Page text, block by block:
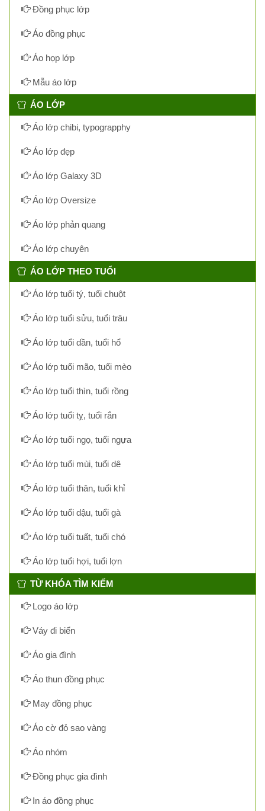
Đồng phục lớp
Áo đồng phục
Áo họp lớp
Mẫu áo lớp
ÁO LỚP
Áo lớp chibi, typograpphy
Áo lớp đẹp
Áo lớp Galaxy 3D
Áo lớp Oversize
Áo lớp phản quang
Áo lớp chuyên
ÁO LỚP THEO TUỔI
Áo lớp tuổi tý, tuổi chuột
Áo lớp tuổi sửu, tuổi trâu
Áo lớp tuổi dần, tuổi hổ
Áo lớp tuổi mão, tuổi mèo
Áo lớp tuổi thìn, tuổi rồng
Áo lớp tuổi tỵ, tuổi rắn
Áo lớp tuổi ngọ, tuổi ngựa
Áo lớp tuổi mùi, tuổi dê
Áo lớp tuổi thân, tuổi khỉ
Áo lớp tuổi dậu, tuổi gà
Áo lớp tuổi tuất, tuổi chó
Áo lớp tuổi hợi, tuổi lợn
TỪ KHÓA TÌM KIẾM
Logo áo lớp
Váy đi biển
Áo gia đình
Áo thun đồng phục
May đồng phục
Áo cờ đỏ sao vàng
Áo nhóm
Đồng phục gia đình
In áo đồng phục